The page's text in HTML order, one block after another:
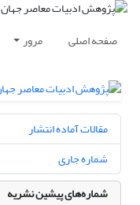
صفحه اصلی مرور
مقالات آماده انتشار
شماره جاری
شماره‌های پیشین نشریه